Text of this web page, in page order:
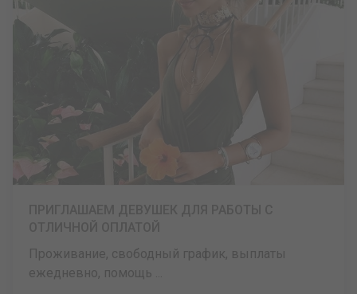
Проживание, свободный график, выплаты
ежедневно, помощь ...